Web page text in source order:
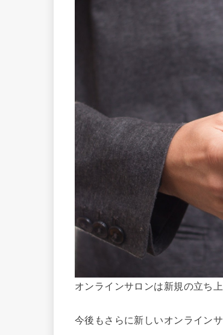
オンラインサロンは新規の立ち
今後もさらに新しいオンライン